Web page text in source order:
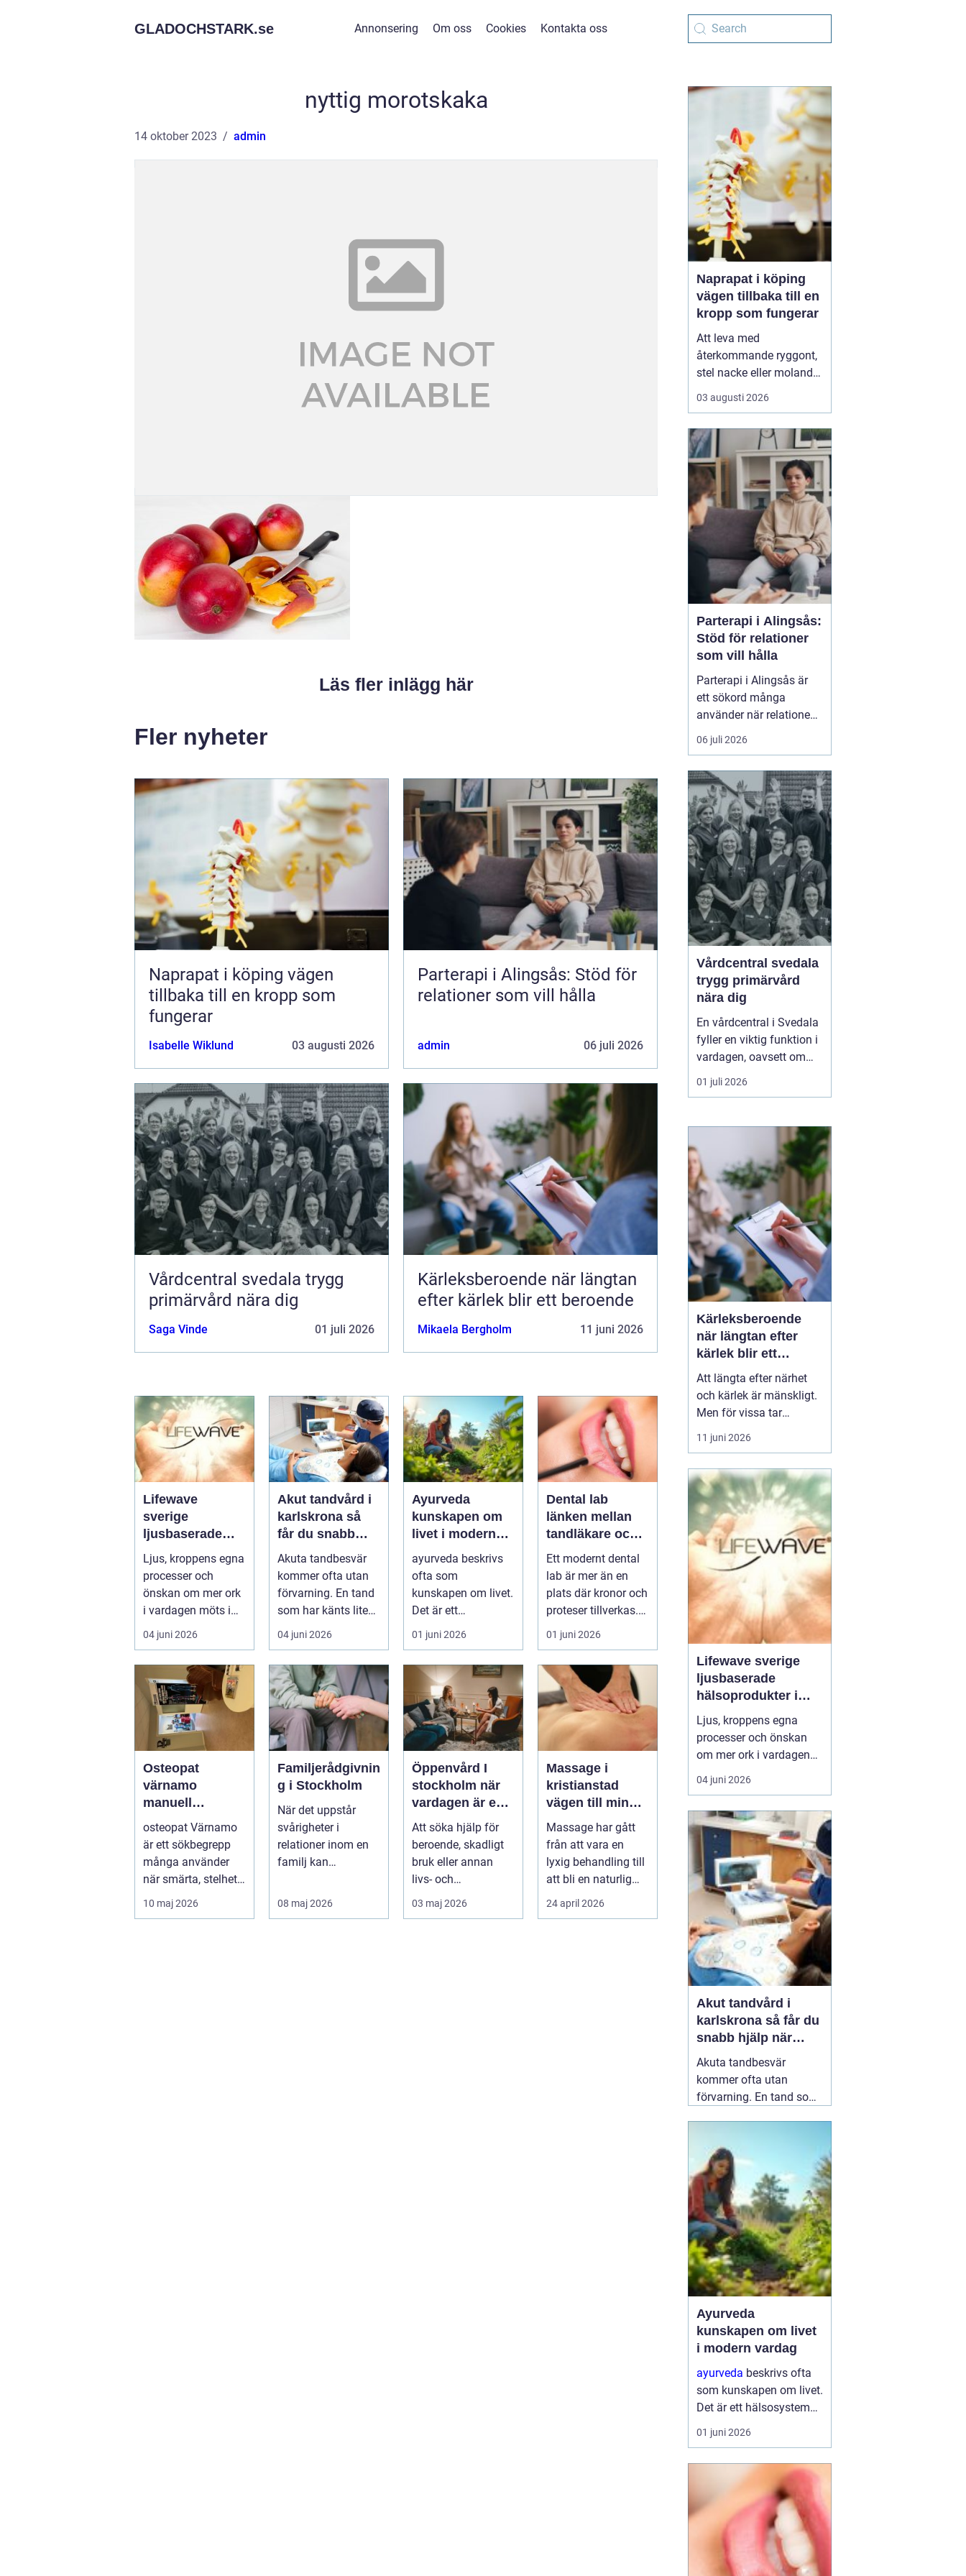
GLADOCHSTARK.se Annonsering Om oss Cookies Kontakta oss
nyttig morotskaka
14 oktober 2023 admin
Läs fler inlägg här
Fler nyheter
Naprapat i köping vägen
tillbaka till en kropp som
fungerar
Isabelle Wiklund 03 augusti 2026
Parterapi i Alingsås: Stöd för
relationer som vill hålla
admin 06 juli 2026
Vårdcentral svedala trygg
primärvård nära dig
Saga Vinde 01 juli 2026
Kärleksberoende när längtan
efter kärlek blir ett beroende
Mikaela Bergholm 11 juni 2026
Lifewave
sverige
ljusbaserade
hälsoprodukter i
fokus
Ljus, kroppens egna
processer och
önskan om mer ork
i vardagen möts i
ett växande intresse
för fotot...
04 juni 2026
Akut tandvård i
karlskrona så
får du snabb
hjälp när tanden
krisar
Akuta tandbesvär
kommer ofta utan
förvarning. En tand
som har känts lite
öm kan plötsligt
göra så on...
04 juni 2026
Ayurveda
kunskapen om
livet i modern
vardag
ayurveda beskrivs
ofta som
kunskapen om livet.
Det är ett
hälsosystem som
betonar balans,
helhet och...
01 juni 2026
Dental lab
länken mellan
tandläkare och
hållbara leenden
Ett modernt dental
lab är mer än en
plats där kronor och
proteser tillverkas.
Det är en teknisk
och ...
01 juni 2026
Osteopat
värnamo
manuell
behandling för
minskad smärta
och Ökad
rörlighet
osteopat Värnamo
är ett sökbegrepp
många använder
när smärta, stelhet
eller återkommande
värk börjar...
10 maj 2026
Familjerådgivnin
g i Stockholm
När det uppstår
svårigheter i
relationer inom en
familj kan
08 maj 2026
Öppenvård I
stockholm när
vardagen är en
del av
behandlingen
Att söka hjälp för
beroende, skadligt
bruk eller annan
livs- och
beteendeproblemati
k är ett stort st...
03 maj 2026
Massage i
kristianstad
vägen till mindre
stress och mer
energi i
vardagen
Massage har gått
från att vara en
lyxig behandling till
att bli en naturlig
del av en hållbar
livsst...
24 april 2026
Naprapat i köping
vägen tillbaka till en
kropp som fungerar
Att leva med
återkommande ryggont,
stel nacke eller molande
värk i axlar och höfter
sliter på både ork och
länge innan de söker
hjälp, fast problemen
ofta går att påverka. En
naprapat i Köping kan
hjälpa till att hitta
orsaken bak...
03 augusti 2026
Parterapi i Alingsås:
Stöd för relationer
som vill hålla
Parterapi i Alingsås är
ett sökord många
använder när relationen
börjar skava och
vardagen känns mer
samarbete. När
konflikter upprepas,
tystnaden växer eller
avståndet kä...
06 juli 2026
Vårdcentral svedala
trygg primärvård
nära dig
En vårdcentral i Svedala
fyller en viktig funktion i
vardagen, oavsett om
det handlar om akuta
infektioner, långvariga
kring barnhälsa och
graviditet. När vården
samlas under ett tak blir
vägen mellan olika
mottagningar kortare...
01 juli 2026
Kärleksberoende
när längtan efter
kärlek blir ett
beroende
Att längta efter närhet
och kärlek är mänskligt.
Men för vissa tar
längtan över helt.
Relationer, förälskelser
rätta blir viktigare än
jobb, vänner, hälsa och
till och med den egna
säkerheten. Då handlar
det inte längre bara om
s...
11 juni 2026
Lifewave sverige
ljusbaserade
hälsoprodukter i
fokus
Ljus, kroppens egna
processer och önskan
om mer ork i vardagen
möts i ett växande
intresse för fototerapi
Sverige söker många
efter skonsamma
metoder som kan stödja
återhämtning, energi och
allmänt välbefinnande
utan ingrepp eller...
04 juni 2026
Akut tandvård i
karlskrona så får du
snabb hjälp när
tanden krisar
Akuta tandbesvär
kommer ofta utan
förvarning. En tand som
du knappt kan sova. En
fyllning kan lossna
lagom till helgen, eller en
tand kan skadas vid en
olycka. I sådana lägen
söker många på04 juni
2026
Ayurveda
kunskapen om livet
i modern vardag
ayurveda beskrivs ofta
som kunskapen om livet.
Det är ett hälsosystem
som betonar balans,
helhet och samspelet
omgivning. I stället för
att bara fokusera på
symtom försöker
ayurve...
01 juni 2026